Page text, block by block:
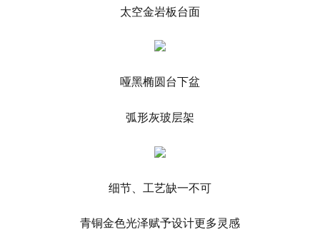
太空金岩板台面
哑黑椭圆台下盆
弧形灰玻层架
细节、工艺缺一不可
青铜金色光泽赋予设计更多灵感